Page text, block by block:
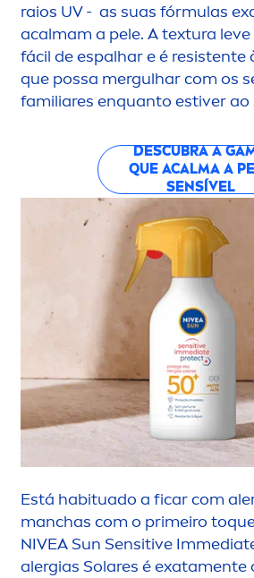
raios UV - as suas fórmulas
acalmam a pele. A textura
fácil de espalhar e é resistente
que possa mergulhar com os
familiares enquanto estiver ao
DESCUBRA A
QUE ACALMA A
SENSÍVEL
Está habituado a ficar com
manchas com o primeiro
NIVEASun Sensitive
alergias Solares é exatamente